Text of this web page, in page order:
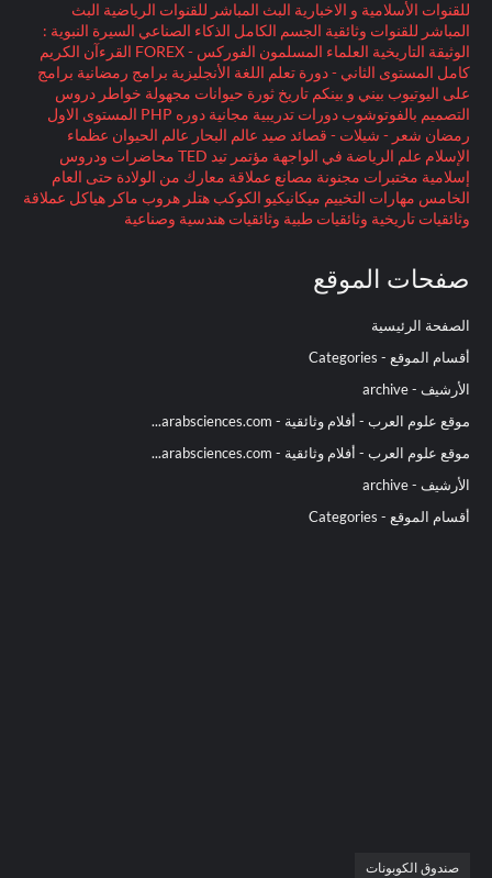
للقنوات الأسلامية و الاخبارية البث المباشر للقنوات الرياضية البث
المباشر للقنوات وثائقية الجسم الكامل الذكاء الصناعي السيرة النبوية :
الوثيقة التاريخية العلماء المسلمون الفوركس - FOREX
القرءآن الكريم
كامل المستوى الثاني - دورة تعلم اللغة الأنجليزية برامج رمضانية برامج
على اليوتيوب بيني و بينكم تاريخ ثورة حيوانات مجهولة خواطر دروس
التصميم بالفوتوشوب دورات تدريبية مجانية دوره PHP المستوى الاول
رمضان شعر - شيلات - قصائد صيد عالم البحار عالم الحيوان عظماء
الإسلام علم الرياضة في الواجهة مؤتمر تيد TED
محاضرات ودروس
إسلامية مختبرات مجنونة مصانع عملاقة معارك من الولادة حتى العام
الخامس مهارات التخييم ميكانيكيو الكوكب هتلر هروب ماكر هياكل عملاقة
وثائقيات تاريخية وثائقيات طبية وثائقيات هندسية وصناعية
صفحات الموقع
الصفحة الرئيسية
أقسام الموقع - Categories
الأرشيف - archive
موقع علوم العرب - أفلام وثائقية - arabsciences.com...
موقع علوم العرب - أفلام وثائقية - arabsciences.com...
الأرشيف - archive
أقسام الموقع - Categories
صندوق الكوبونات